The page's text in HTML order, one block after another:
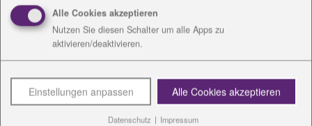
Pflegedirektorin des Klinikums, Diana Fiedler. So
suche Caroline stets nach Lösungen und nicht nach
Problemen. „Diese innerliche Grundhaltung macht
sie ganz besonders wertvoll.“
Jennifer Märker, Schwester Carolines
Stationsleitung, betont: „Wenn sie im Dienst ist, muss
ich mir um nichts Gedanken machen.“ Denn was die
Alle Cookies akzeptieren
Nutzen Sie diesen Schalter um alle Apps zu
aktivieren/deaktivieren.
Einstellungen anpassen Alle Cookies akzeptieren
Datenschutz | Impressum